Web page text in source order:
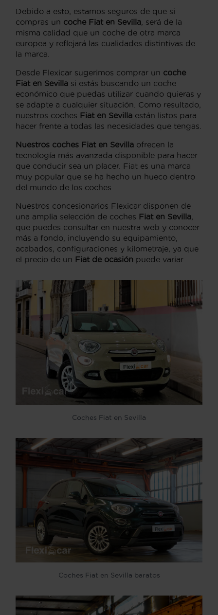
Debido a esto, estamos seguros de que si
compras un coche Fiat en Sevilla , será de la
misma calidad que un coche de otra marca
europea y reflejará las cualidades distintivas de
la marca.
Desde Flexicar sugerimos comprar un coche
Fiat en Sevilla si estás buscando un coche
económico que puedas utilizar cuando quieras y
se adapte a cualquier situación. Como resultado,
nuestros coches Fiat en Sevilla están listos para
hacer frente a todas las necesidades que tengas.
Nuestros coches Fiat en Sevilla ofrecen la
tecnología más avanzada disponible para hacer
que conducir sea un placer. Fiat es una marca
muy popular que se ha hecho un hueco dentro
del mundo de los coches.
Nuestros concesionarios Flexicar disponen de
una amplia selección de coches Fiat en Sevilla
que puedes consultar en nuestra web y conocer
más a fondo, incluyendo su equipamiento,
acabados, configuraciones y kilometraje, ya que
el precio de un Fiat de ocasión puede variar.
Coches Fiat en Sevilla
Coches Fiat en Sevilla baratos